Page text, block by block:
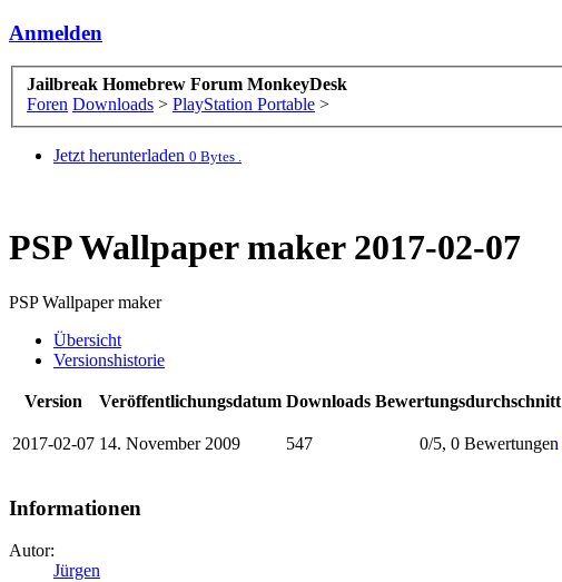
Anmelden
Jailbreak Homebrew Forum MonkeyDesk
Foren Downloads > PlayStation Portable >
Jetzt herunterladen 0 Bytes .
PSP Wallpaper maker 2017-02-07
PSP Wallpaper maker
Übersicht
Versionshistorie
Version Veröffentlichungsdatum Downloads Bewertungsdurchschnitt
2017-02-07 14. November 2009 547 0/5, 0 Bewertungen
Informationen
Autor:
Jürgen